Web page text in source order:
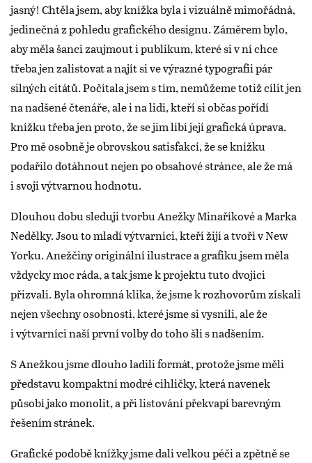
jasný! Chtěla jsem, aby knížka byla i vizuálně mimořádná,
jedinečná z pohledu grafického designu. Záměrem bylo,
aby měla šanci zaujmout i publikum, které si v ní chce
třeba jen zalistovat a najít si ve výrazné typografii pár
silných citátů. Počítala jsem s tím, nemůžeme totiž cílit jen
na nadšené čtenáře, ale i na lidi, kteří si občas pořídí
knížku třeba jen proto, že se jim líbí její grafická úprava.
Pro mě osobně je obrovskou satisfakcí, že se knížku
podařilo dotáhnout nejen po obsahové stránce, ale že má
i svoji výtvarnou hodnotu.
Dlouhou dobu sleduji tvorbu Anežky Minaříkové a Marka
Nedělky. Jsou to mladí výtvarníci, kteří žijí a tvoří v New
Yorku. Anežčiny originální ilustrace a grafiku jsem měla
vždycky moc ráda, a tak jsme k projektu tuto dvojici
přizvali. Byla ohromná klika, že jsme k rozhovorům získali
nejen všechny osobnosti, které jsme si vysnili, ale že
i výtvarníci naší první volby do toho šli s nadšením.
S Anežkou jsme dlouho ladili formát, protože jsme měli
představu kompaktní modré cihličky, která navenek
působí jako monolit, a při listování překvapí barevným
řešením stránek.
Grafické podobě knížky jsme dali velkou péči a zpětně se